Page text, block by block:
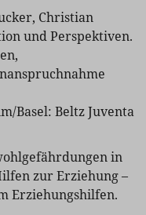
Christian
und Perspektiven.
Basel: Beltz Juventa
in
zur Erziehung –
Erziehungshilfen.